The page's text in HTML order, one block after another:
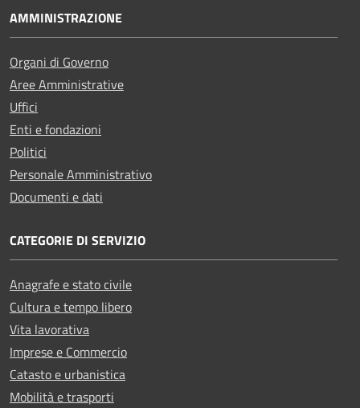
AMMINISTRAZIONE
Organi di Governo
Aree Amministrative
Uffici
Enti e fondazioni
Politici
Personale Amministrativo
Documenti e dati
CATEGORIE DI SERVIZIO
Anagrafe e stato civile
Cultura e tempo libero
Vita lavorativa
Imprese e Commercio
Catasto e urbanistica
Mobilità e trasporti